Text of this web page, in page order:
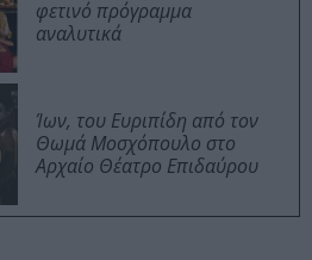
φετινό πρόγραμμα
αναλυτικά
Ίων, του Ευριπίδη από τον
Θωμά Μοσχόπουλο στο
Αρχαίο Θέατρο Επιδαύρου